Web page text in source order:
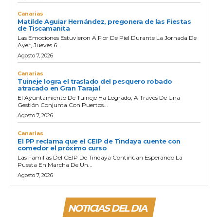
Canarias
Matilde Aguiar Hernández, pregonera de las Fiestas
de Tiscamanita
Las Emociones Estuvieron A Flor De Piel Durante La Jornada De
Ayer, Jueves 6...
Agosto 7, 2026
Canarias
Tuineje logra el traslado del pesquero robado
atracado en Gran Tarajal
El Ayuntamiento De Tuineje Ha Logrado, A Través De Una
Gestión Conjunta Con Puertos...
Agosto 7, 2026
Canarias
El PP reclama que el CEIP de Tindaya cuente con
comedor el próximo curso
Las Familias Del CEIP De Tindaya Continúan Esperando La
Puesta En Marcha De Un...
Agosto 7, 2026
NOTICIAS DEL DIA